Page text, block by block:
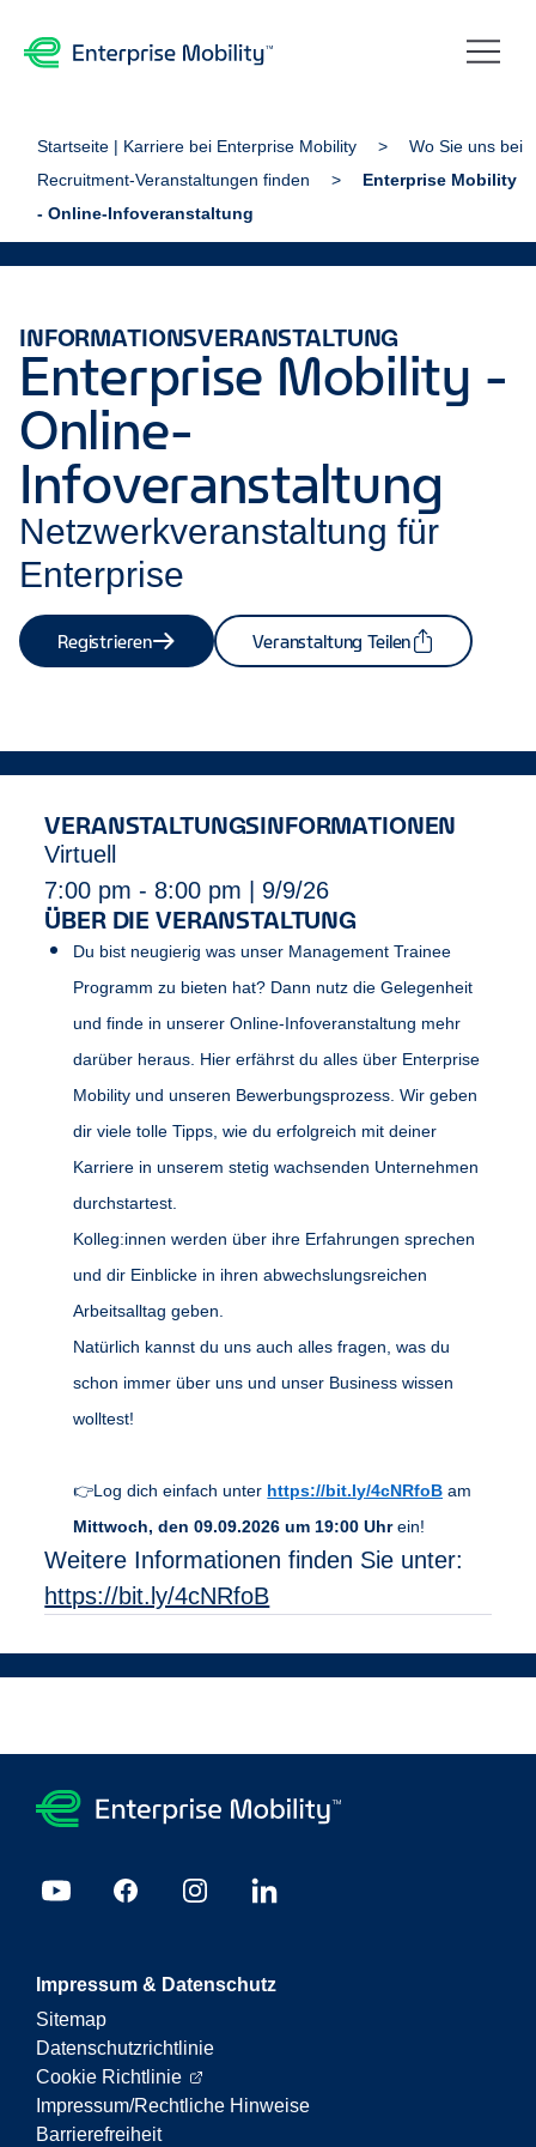
Startseite | Karriere bei Enterprise Mobility
Wo Sie uns bei
Recruitment-Veranstaltungen finden
Enterprise Mobility
- Online-Infoveranstaltung
INFORMATIONSVERANSTALTUNG
Enterprise Mobility -
Online-
Infoveranstaltung
Netzwerkveranstaltung für
Enterprise
Registrieren Veranstaltung Teilen
VERANSTALTUNGSINFORMATIONEN
Virtuell
7:00 pm - 8:00 pm | 9/9/26
ÜBER DIE VERANSTALTUNG
Du bist neugierig was unser Management Trainee
Programm zu bieten hat? Dann nutz die Gelegenheit
und finde in unserer Online-Infoveranstaltung mehr
darüber heraus. Hier erfährst du alles über Enterprise
Mobility und unseren Bewerbungsprozess. Wir geben
dir viele tolle Tipps, wie du erfolgreich mit deiner
Karriere in unserem stetig wachsenden Unternehmen
durchstartest.
Kolleg:innen werden über ihre Erfahrungen sprechen
und dir Einblicke in ihren abwechslungsreichen
Arbeitsalltag geben.
Natürlich kannst du uns auch alles fragen, was du
schon immer über uns und unser Business wissen
wolltest!
👉Log dich einfach unter https://bit.ly/4cNRfoB am
Mittwoch, den 09.09.2026 um 19:00 Uhrein!
Weitere Informationen finden Sie unter:
https://bit.ly/4cNRfoB
Impressum & Datenschutz
Sitemap
Datenschutzrichtlinie
Cookie Richtlinie
Impressum/Rechtliche Hinweise
Barrierefreiheit